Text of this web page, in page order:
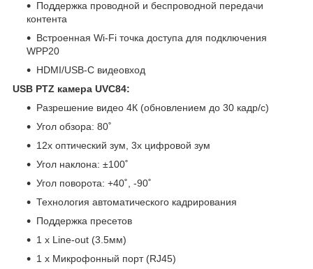
Поддержка проводной и беспроводной передачи
контента
Встроенная Wi-Fi точка доступа для подключения
WPP20
HDMI/USB-C видеовход
USB PTZ камера UVC84:
Разрешение видео 4К (обновлением до 30 кадр/с)
Угол обзора: 80˚
12x оптический зум, 3х цифровой зум
Угол наклона: ±100˚
Угол поворота: +40˚, -90˚
Технология автоматического кадрирования
Поддержка пресетов
1 x Line-out (3.5мм)
1 x Микрофонный порт (RJ45)